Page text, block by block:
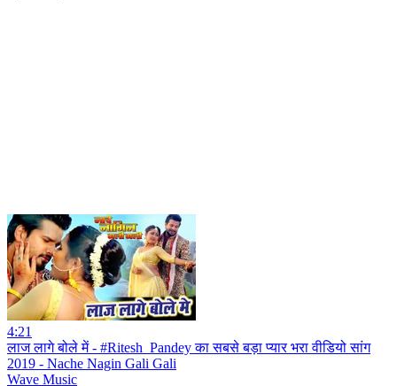
4:21
लाज लागे बोले में - #Ritesh_Pandey का सबसे बड़ा प्यार भरा वीडियो सांग
2019 - Nache Nagin Gali Gali
Wave Music